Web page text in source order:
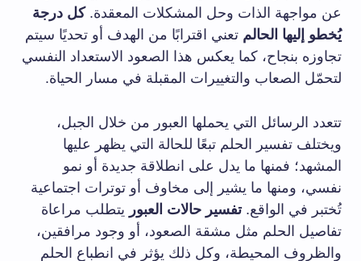
عن مواجهة الذات وحل المشكلات المعقدة.كل درجة
يُخطو إليها الحالم تعني اقترابًا من الهدف أو تحديًا سيتم
تجاوزه بنجاح، كما يعكس هذا الصعود الاستعداد النفسي
لتحمّل الصعاب والتغييرات المقبلة في مسار الحياة.
تتعدد الرسائل التي يحملها العبور من خلال الجبل،
ويختلف تفسير الحلم تبعًا للحالة التي يظهر عليها
المشهد؛ فمنها ما يدل على انطلاقة جديدة أو نمو
نفسي، ومنها ما يشير إلى مخاوف أو توترات اجتماعية
تُختبر في الواقع.تفسير حالات العبور يتطلب مراعاة
تفاصيل الحلم مثل مشقة الصعود، أو وجود مرافقين،
والظروف المحيطة، وكل ذلك يؤثر في انطباع الحلم